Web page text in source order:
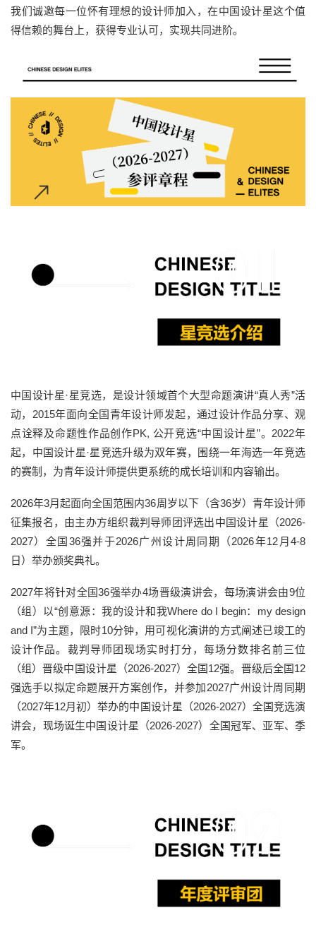
我们诚邀每一位怀有理想的设计师加入，在中国设计星这个值
得信赖的舞台上，获得专业认可，实现共同进阶。
中国设计星·星竞选，是设计领域首个大型命题演讲“真人秀”活
动，2015年面向全国青年设计师发起，通过设计作品分享、观
点诠释及命题性作品创作PK, 公开竞选“中国设计星”。2022年
起，中国设计星·星竞选升级为双年赛，围绕一年海选一年竞选
的赛制，为青年设计师提供更系统的成长培训和内容输出。
2026年3月起面向全国范围内36周岁以下（含36岁）青年设计师
征集报名，由主办方组织裁判导师团评选出中国设计星（2026-
2027）全国36强并于2026广州设计周同期（2026年12月4-8
日）举办颁奖典礼。
2027年将针对全国36强举办4场晋级演讲会，每场演讲会由9位
（组）以“创意源：我的设计和我Where do I begin：my design
and I”为主题，限时10分钟，用可视化演讲的方式阐述已竣工的
设计作品。裁判导师团现场实时打分，每场分数排名前三位
（组）晋级中国设计星（2026-2027）全国12强。晋级后全国12
强选手以拟定命题展开方案创作，并参加2027广州设计周同期
（2027年12月初）举办的中国设计星（2026-2027）全国竞选演
讲会，现场诞生中国设计星（2026-2027）全国冠军、亚军、季
军。